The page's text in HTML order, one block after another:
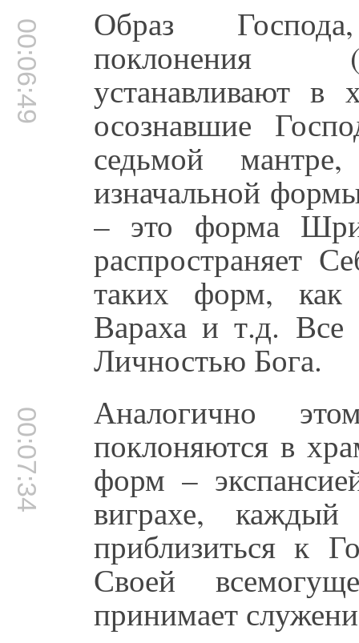
00:06:49 Образ
поклонения
устанавливают в
осознавшие
седьмой
изначальной
– это форма
распространяет
таких форм, как
Вараха и т.д.
Личностью Бога.
00:07:34 Аналогично
поклоняются в
форм –
виграхе,
приблизиться к
Своей
принимает